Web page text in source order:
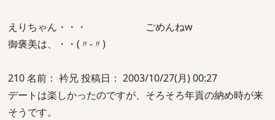
えりちゃん・・・ ごめんねw
御褒美は、・・(〃‐〃)
210 名前： 衿兄 投稿日： 2003/10/27(月) 00:27
デートは楽しかったのですが、そろそろ年貢の納め時が来
そうです。